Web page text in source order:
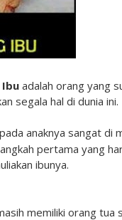
Ibu adalah orang yang
segala hal di dunia ini.
anaknya sangat di
pertama yang
ibunya.
memiliki orang tua